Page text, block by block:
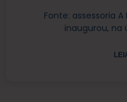
Fonte: assessoria
inaugurou,